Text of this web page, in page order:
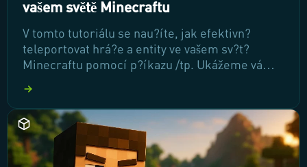
vašem světě Minecraftu
V tomto tutoriálu se nau?íte, jak efektivn?
teleportovat hrá?e a entity ve vašem sv?t?
Minecraftu pomocí p?íkazu /tp. Ukážeme vám
umožní manipulovat s pozicemi ve h?e a
zjednodušit tak vaše dobrodružství. P?ipravte
se objevovat nové možnosti teleportace a
zlepšit své herní dovednosti!